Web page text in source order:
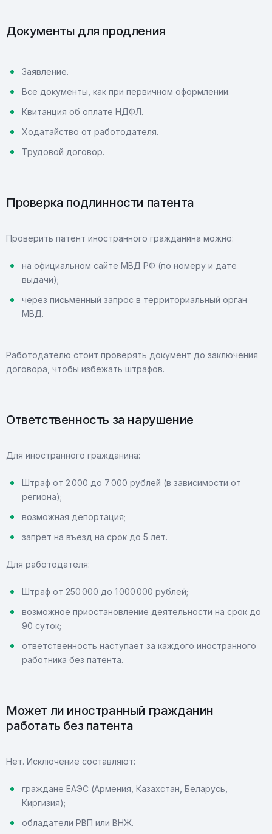
Документы для продления
Заявление.
Все документы, как при первичном оформлении.
Квитанция об оплате НДФЛ.
Ходатайство от работодателя.
Трудовой договор.
Проверка подлинности патента
Проверить патент иностранного гражданина можно:
на официальном сайте МВД РФ (по номеру и дате
выдачи);
через письменный запрос в территориальный орган
МВД.
Работодателю стоит проверять документ до заключения
договора, чтобы избежать штрафов.
Ответственность за нарушение
Для иностранного гражданина:
Штраф от 2 000 до 7 000 рублей (в зависимости от
региона);
возможная депортация;
запрет на въезд на срок до 5 лет.
Для работодателя:
Штраф от 250 000 до 1 000 000 рублей;
возможное приостановление деятельности на срок до
90 суток;
ответственность наступает за каждого иностранного
работника без патента.
Может ли иностранный гражданин
работать без патента
Нет. Исключение составляют:
граждане ЕАЭС (Армения, Казахстан, Беларусь,
Киргизия);
обладатели РВП или ВНЖ.